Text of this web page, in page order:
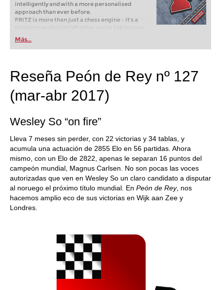
intelligently and with a more personalised
approach than ever before.
FRITZ is more than just a chess engine – it’s a
training revolution! Whether you’re taking your
first steps into the world of club chess, or already
playing at a tournament level: with FRITZ, you can
train more efficiently, intelligently and with a
Más...
Reseña Peón de Rey nº 127
(mar-abr 2017)
Wesley So “on fire”
Lleva 7 meses sin perder, con 22 victorias y 34 tablas, y
acumula una actuación de 2855 Elo en 56 partidas. Ahora
mismo, con un Elo de 2822, apenas le separan 16 puntos del
campeón mundial, Magnus Carlsen. No son pocas las voces
autorizadas que ven en Wesley So un claro candidato a disputar
al noruego el próximo título mundial. En Peón de Rey, nos
hacemos amplio eco de sus victorias en Wijk aan Zee y
Londres.